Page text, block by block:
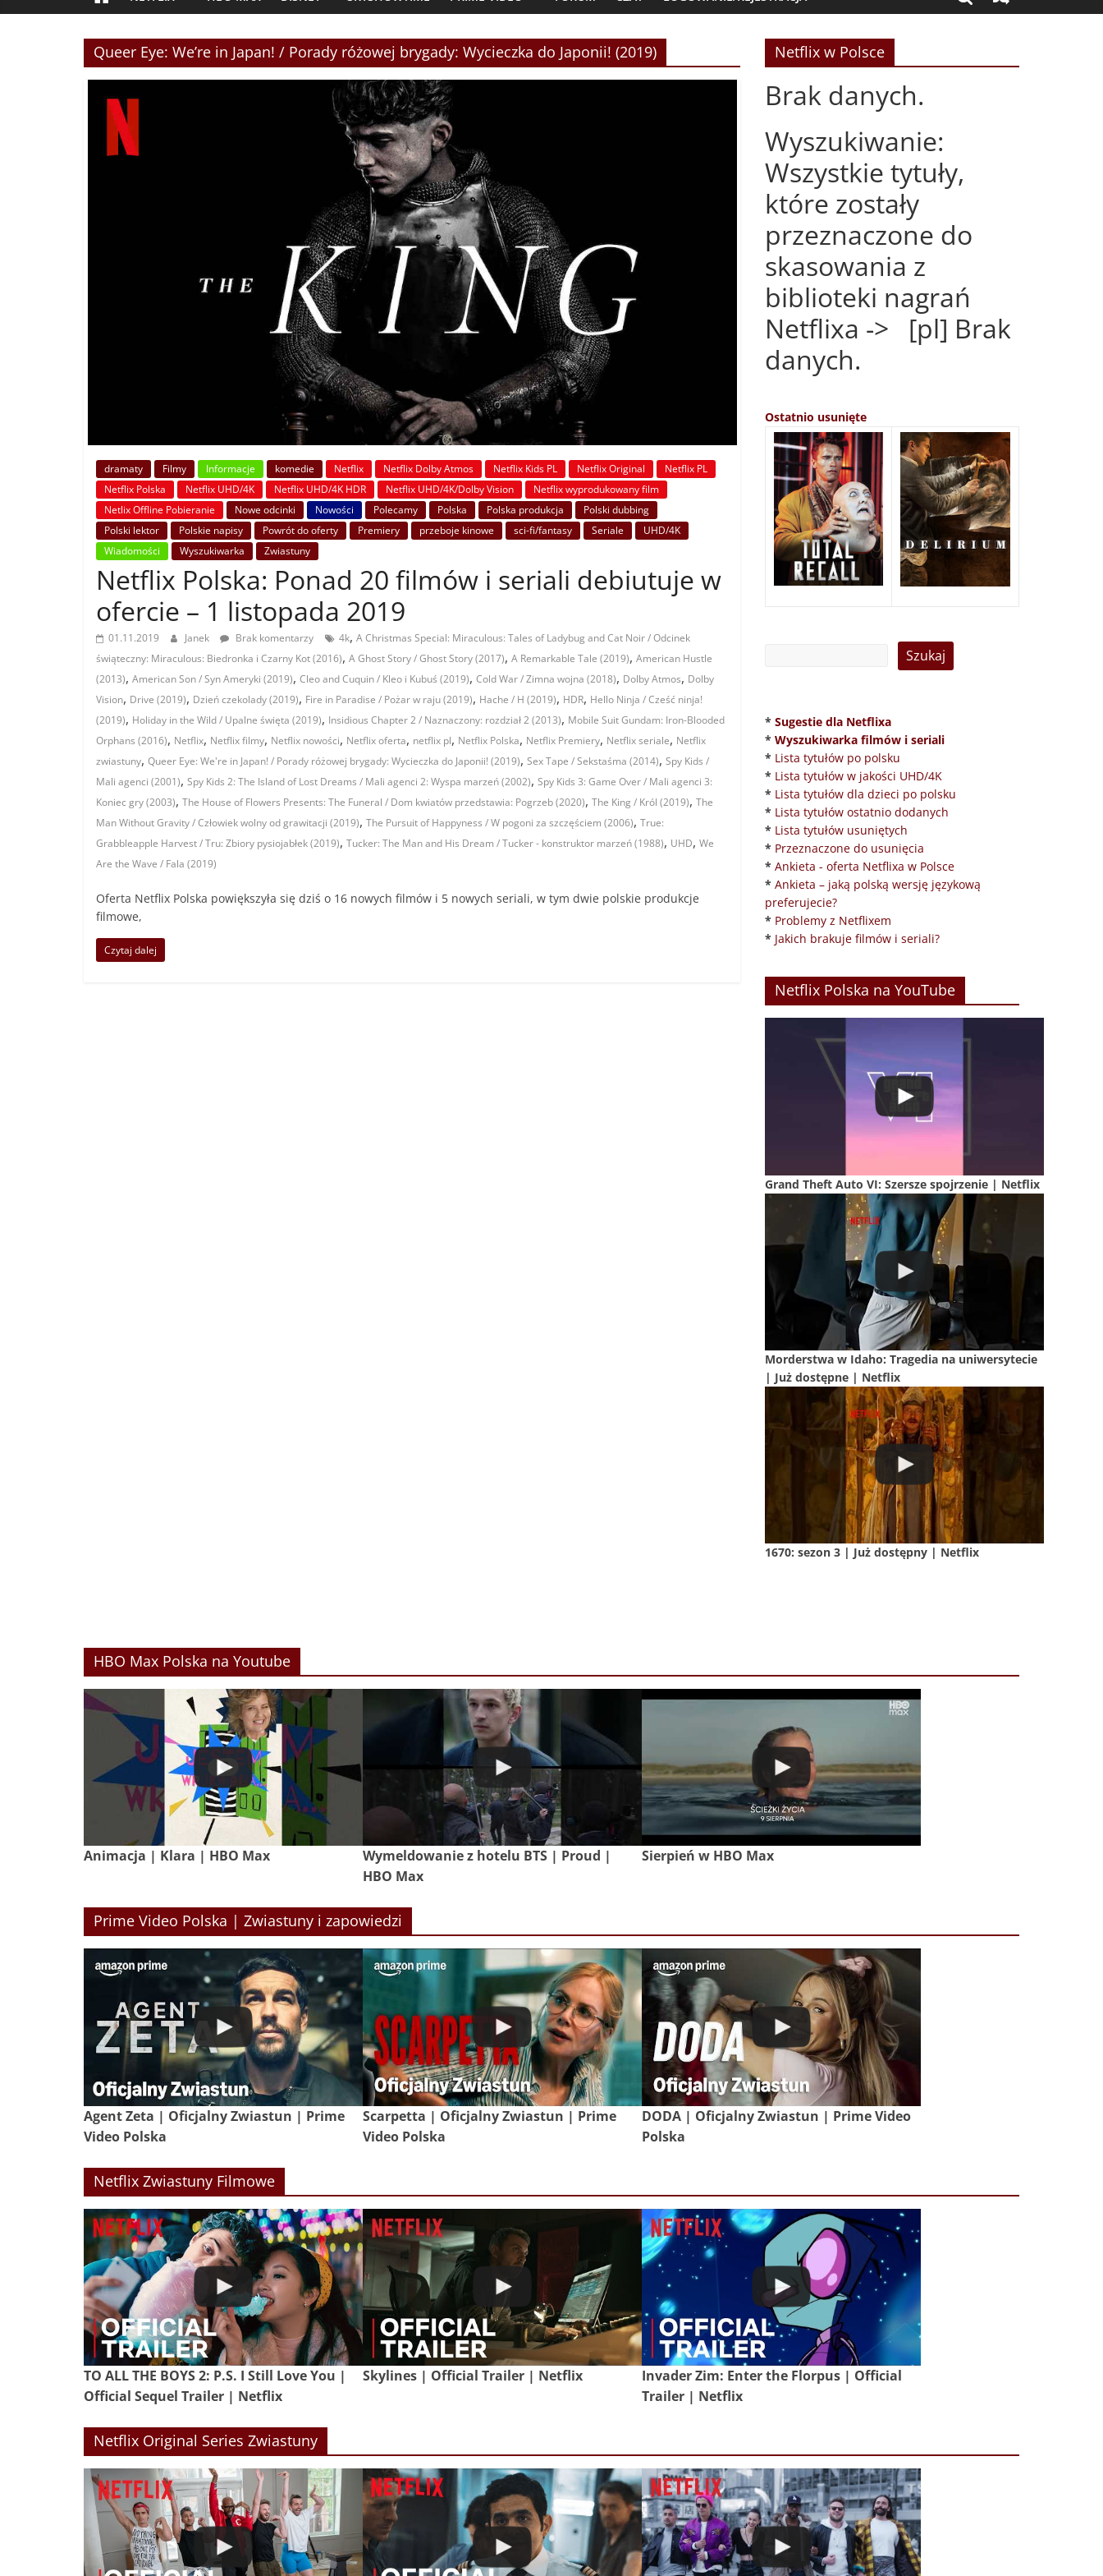
Queer Eye: We’re in Japan! / Porady różowej brygady: Wycieczka do Japonii! (2019)
dramaty Filmy Informacje komedie Netflix Netflix Dolby Atmos Netflix Kids PL Netflix Original
Netflix PL
Netflix Polska
Netflix UHD/4K Netflix UHD/4K HDR Netflix UHD/4K/Dolby Vision
Netflix wyprodukowany film
Netlix Offline Pobieranie
Nowe odcinki Nowości Polecamy Polska Polska produkcja
Polski dubbing
Polski lektor
Polskie napisy Powrót do oferty Premiery przeboje kinowe sci-fi/fantasy Seriale
UHD/4K
Wiadomości
Wyszukiwarka Zwiastuny
Netflix Polska: Ponad 20 filmów i seriali debiutuje w
ofercie – 1 listopada 2019
01.11.2019 Janek Brak komentarzy 4k, A Christmas Special: Miraculous: Tales of Ladybug and Cat Noir / Odcinek
świąteczny: Miraculous: Biedronka i Czarny Kot (2016), A Ghost Story / Ghost Story (2017), A Remarkable Tale (2019), American Hustle
(2013), American Son / Syn Ameryki (2019), Cleo and Cuquin / Kleo i Kubuś (2019), Cold War / Zimna wojna (2018), Dolby Atmos, Dolby
Vision, Drive (2019), Dzień czekolady (2019), Fire in Paradise / Pożar w raju (2019), Hache / H (2019), HDR, Hello Ninja / Cześć ninja!
(2019), Holiday in the Wild / Upalne święta (2019), Insidious Chapter 2 / Naznaczony: rozdział 2 (2013), Mobile Suit Gundam: Iron-Blooded
Orphans (2016), Netflix, Netflix filmy, Netflix nowości, Netflix oferta, netflix pl, Netflix Polska, Netflix Premiery, Netflix seriale, Netflix
zwiastuny, Queer Eye: We're in Japan! / Porady różowej brygady: Wycieczka do Japonii! (2019), Sex Tape / Sekstaśma (2014), Spy Kids /
Mali agenci (2001), Spy Kids 2: The Island of Lost Dreams / Mali agenci 2: Wyspa marzeń (2002), Spy Kids 3: Game Over / Mali agenci 3:
Koniec gry (2003), The House of Flowers Presents: The Funeral / Dom kwiatów przedstawia: Pogrzeb (2020), The King / Król (2019), The
Man Without Gravity / Człowiek wolny od grawitacji (2019), The Pursuit of Happyness / W pogoni za szczęściem (2006), True:
Grabbleapple Harvest / Tru: Zbiory pysiojabłek (2019), Tucker: The Man and His Dream / Tucker - konstruktor marzeń (1988), UHD, We
Are the Wave / Fala (2019)
Oferta Netflix Polska powiększyła się dziś o 16 nowych filmów i 5 nowych seriali, w tym dwie polskie produkcje
filmowe,
Czytaj dalej
Netflix w Polsce
Brak danych.
Wyszukiwanie:
Wszystkie tytuły,
które zostały
przeznaczone do
skasowania z
biblioteki nagrań
Netflixa -> [pl] Brak
danych.
Ostatnio usunięte
* Sugestie dla Netflixa
* Wyszukiwarka filmów i seriali
* Lista tytułów po polsku
* Lista tytułów w jakości UHD/4K
* Lista tytułów dla dzieci po polsku
* Lista tytułów ostatnio dodanych
* Lista tytułów usuniętych
* Przeznaczone do usunięcia
* Ankieta - oferta Netflixa w Polsce
* Ankieta – jaką polską wersję językową
preferujecie?
* Problemy z Netflixem
* Jakich brakuje filmów i seriali?
Netflix Polska na YouTube
Grand Theft Auto VI: Szersze spojrzenie | Netflix
Morderstwa w Idaho: Tragedia na uniwersytecie
| Już dostępne | Netflix
1670: sezon 3 | Już dostępny | Netflix
HBO Max Polska na Youtube
Animacja | Klara | HBO Max
Wymeldowanie z hotelu BTS | Proud |
HBO Max
Sierpień w HBO Max
Prime Video Polska | Zwiastuny i zapowiedzi
Agent Zeta | Oficjalny Zwiastun | Prime
Video Polska
Scarpetta | Oficjalny Zwiastun | Prime
Video Polska
DODA | Oficjalny Zwiastun | Prime Video
Polska
Netflix Zwiastuny Filmowe
TO ALL THE BOYS 2: P.S. I Still Love You |
Official Sequel Trailer | Netflix
Skylines | Official Trailer | Netflix
Invader Zim: Enter the Florpus | Official
Trailer | Netflix
Netflix Original Series Zwiastuny